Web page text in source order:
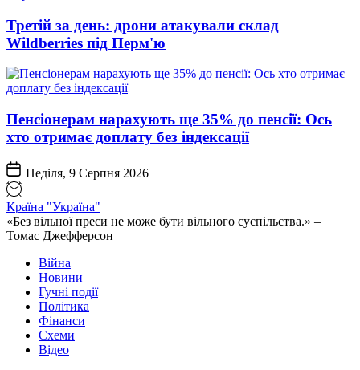
Третій за день: дрони атакували склад
Wildberries під Перм'ю
Пенсіонерам нарахують ще 35% до пенсії: Ось
хто отримає доплату без індексації
Неділя, 9 Серпня 2026
Країна "Україна"
«Без вільної преси не може бути вільного суспільства.» –
Томас Джефферсон
Війна
Новини
Гучні події
Політика
Фінанси
Схеми
Відео